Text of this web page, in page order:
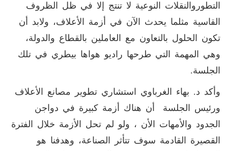
التطوروالنقلات النوعية لا تنتج إلا في ظل الظروف
القاسية مثلما يحدث الآن في أزمة الأعلاف، ولابد أن
تكون الحلول بالتعاون مع العاملين بالقطاع والدولة،
وهي المهمة التي طرحها راديو هواها بيطري في تلك
الجلسة.
وأكد د. بهاء الغرباوي استشاري تطوير مصانع الأعلاف
ورئيس الجلسة أن هناك أزمة كبيرة في دواجن
الجدود والأمهات الأن ، ولو لم تحل الأزمة خلال الفترة
القصيرة القادمة سوف تتأثر الصناعة، وهدفنا هو